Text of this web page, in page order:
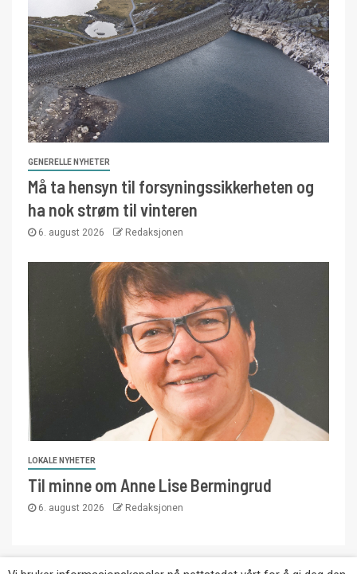
GENERELLE NYHETER
Må ta hensyn til forsyningssikkerheten og
ha nok strøm til vinteren
6. august 2026 Redaksjonen
LOKALE NYHETER
Til minne om Anne Lise Bermingrud
6. august 2026 Redaksjonen